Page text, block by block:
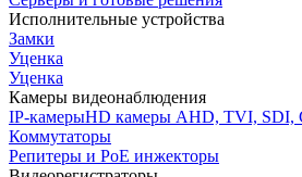
Исполнительные устройства
Замки
Уценка
Уценка
Камеры видеонаблюдения
IP-камерыHD камеры AHD, TVI, SDI,
Коммутаторы
Репитеры и PoE инжекторы